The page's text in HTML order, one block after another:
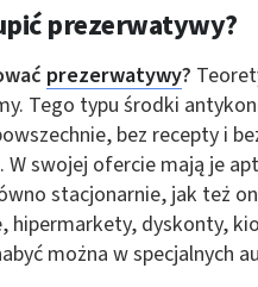
prezerwatywy?
prezerwatywy?
Tego typu środki
bez recepty i
W swojej ofercie mają je
stacjonarnie, jak też
hipermarkety, dyskonty,
można w specjalnych